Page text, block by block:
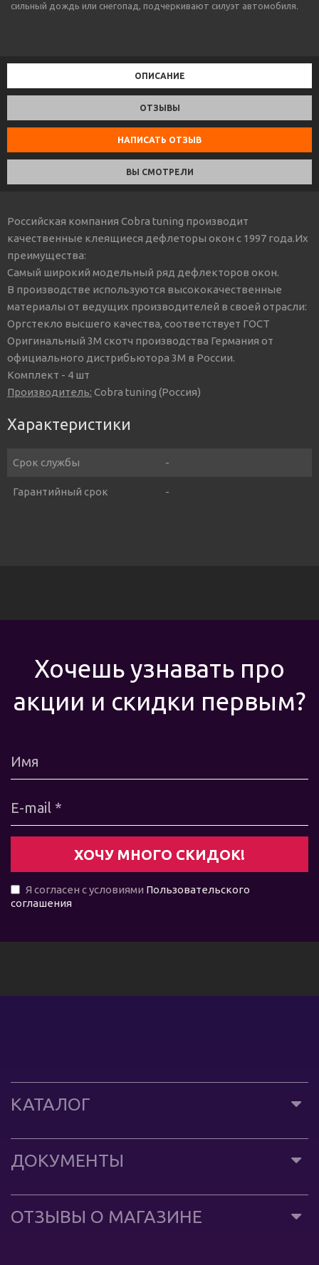
сильный дождь или снегопад, подчеркивают силуэт автомобиля.
ОПИСАНИЕ
ОТЗЫВЫ
НАПИСАТЬ ОТЗЫВ
ВЫ СМОТРЕЛИ
Российская компания Cobra tuning производит
качественные клеящиеся дефлеторы окон с 1997 года.Их
преимущества:
Самый широкий модельный ряд дефлекторов окон.
В производстве используются высококачественные
материалы от ведущих производителей в своей отрасли:
Оргстекло высшего качества, соответствует ГОСТ
Оригинальный 3М скотч производства Германия от
официального дистрибьютора 3М в России.
Комплект - 4 шт
Производитель: Cobra tuning (Россия)
Характеристики
Срок службы -
Гарантийный срок -
Хочешь узнавать про
акции и скидки первым?
Я согласен с условиями Пользовательского
соглашения
КАТАЛОГ
ДОКУМЕНТЫ
ОТЗЫВЫ О МАГАЗИНЕ